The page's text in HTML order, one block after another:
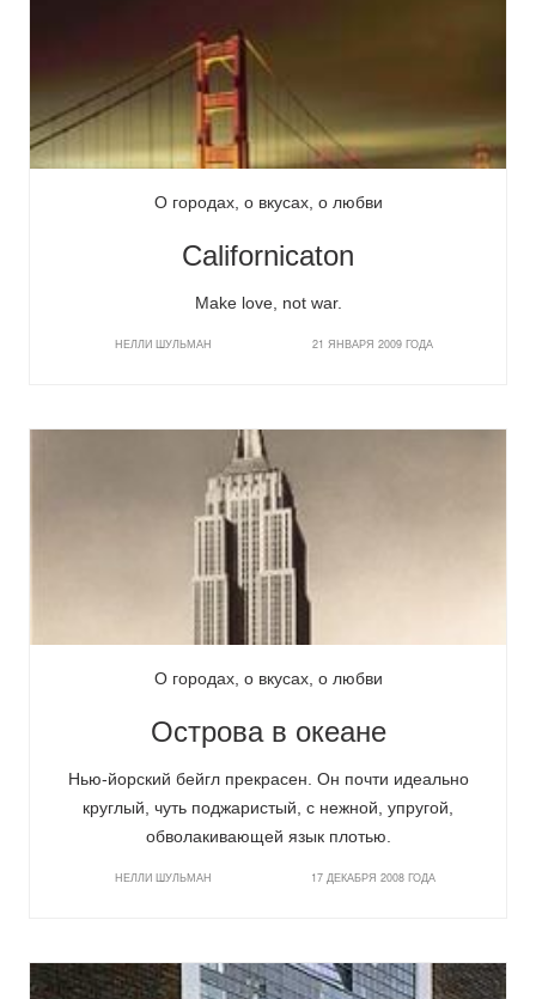
О городах, о вкусах, о любви
Californicaton
Make love, not war.
НЕЛЛИ ШУЛЬМАН 21 ЯНВАРЯ 2009 ГОДА
О городах, о вкусах, о любви
Острова в океане
Нью-йорский бейгл прекрасен. Он почти идеально
круглый, чуть поджаристый, с нежной, упругой,
обволакивающей язык плотью.
НЕЛЛИ ШУЛЬМАН 17 ДЕКАБРЯ 2008 ГОДА